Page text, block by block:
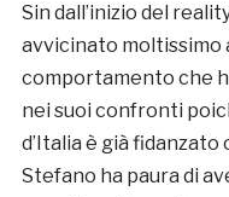
Sin dall’inizio del
avvicinato moltissimo
comportamento che
nei suoi confronti
d’Italia è già fidanzato
Stefano ha paura di